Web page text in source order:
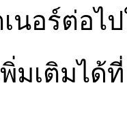
นอร์ต่อไ
เติมได้ที่